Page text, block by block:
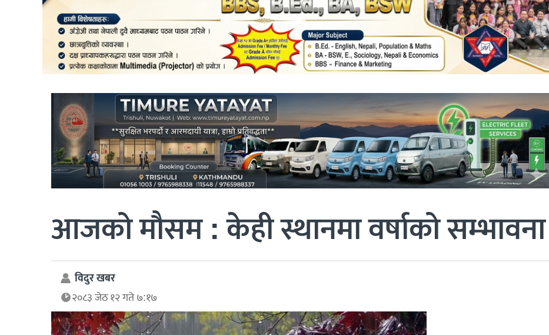
आजको मौसम : केही स्थानमा वर्षाको सम्भावना
विदुर खबर
२०८३ जेठ १२ गते ७:१७